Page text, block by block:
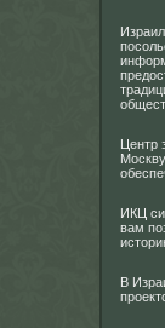
Центр
ИКЦ
вам
В